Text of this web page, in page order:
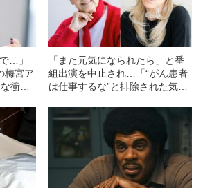
…」
梅宮ア
衝撃
「また元気になられたら」と番
組出演を中止され…「“がん患者
は仕事するな”と排除された気持
る、がん治療と仕事のリアル